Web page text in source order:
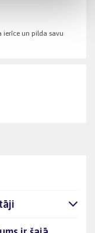
un pilda savu